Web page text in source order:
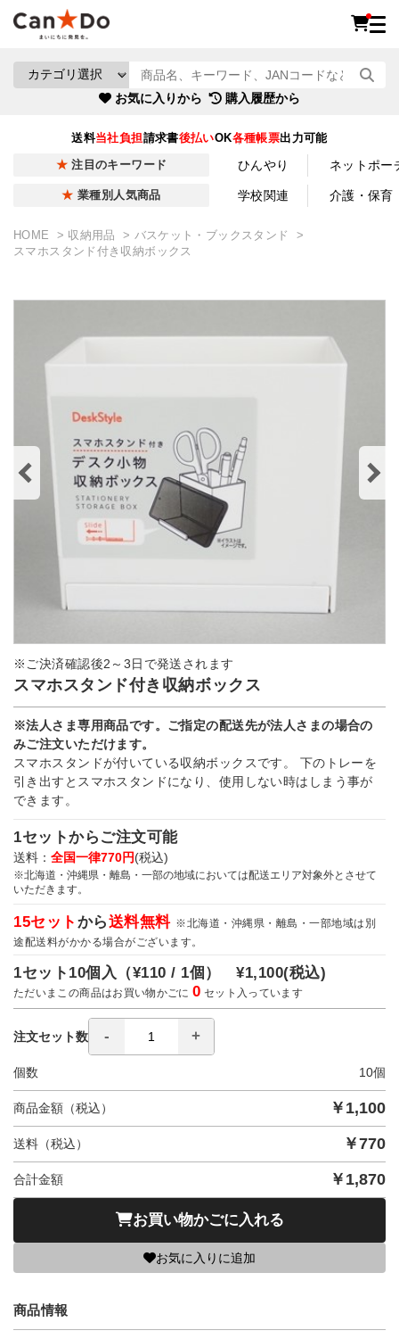
お気に入りから 購入履歴から
送料当社負担請求書後払いOK各種帳票出力可能
注目のキーワード ひんやり ネットポー
業種別人気商品 学校関連 介護・保育
HOME 収納用品
バスケット・ブックスタンド
スマホスタンド付き収納ボックス
※ご決済確認後2～3日で発送されます
スマホスタンド付き収納ボックス
※法人さま専用商品です。ご指定の配送先が法人さまの場合の
みご注文いただけます。
スマホスタンドが付いている収納ボックスです。 下のトレーを
引き出すとスマホスタンドになり、使用しない時はしまう事が
できます。
1セットからご注文可能
送料： 全国一律770円(税込)
※北海道・沖縄県・離島・一部の地域においては配送エリア対象外とさせて
いただきます。
15セット から送料無料 ※北海道・沖縄県・離島・一部地域は別
途配送料がかかる場合がございます。
1セット10個入（¥110 / 1個）¥1,100(税込)
ただいまこの商品はお買い物かごに0 セット入っています
注文セット数
個数 10個
商品金額（税込） ￥ 1,100
送料（税込） ￥770
合計金額 ￥ 1,870
お買い物かごに入れる
お気に入りに追加
商品情報